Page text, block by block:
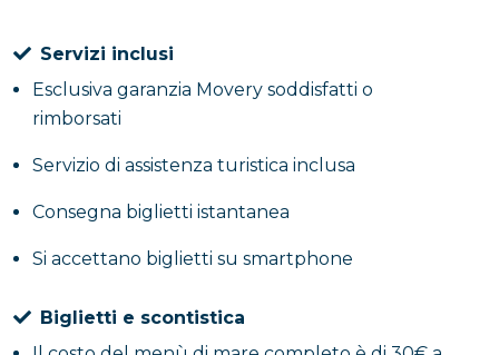
L’area archeologica comprende due ville, di cui al
momento è visitabile solo quella sopra citata. La
di Poppea Sabina
, seconda moglie di Nerone, è stata
un’ampia struttura residenziale molto,
meravigliosiaffreschi.
All’interno della seconda villa, invece, probabilmente
Servizi inclusi
Esclusiva garanzia Movery soddisfatti o
rimborsati
Servizio di assistenza turistica inclusa
Consegna biglietti istantanea
Si accettano biglietti su smartphone
Biglietti e scontistica